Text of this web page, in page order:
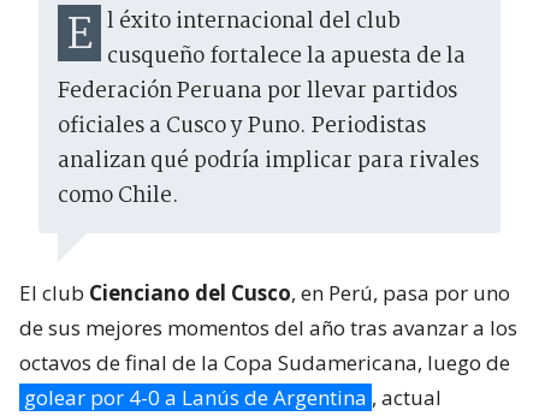
El éxito internacional del club cusqueño fortalece la apuesta de la
Federación Peruana por llevar partidos
oficiales a Cusco y Puno. Periodistas
analizan qué podría implicar para rivales
como Chile.
El club Cienciano del Cusco, en Perú, pasa por uno
de sus mejores momentos del año tras avanzar a los
octavos de final de la Copa Sudamericana, luego de
golear por 4-0 a Lanús de Argentina , actual